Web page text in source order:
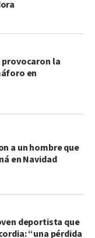
la
en
a un hombre que
en Navidad
deportista que
“una pérdida